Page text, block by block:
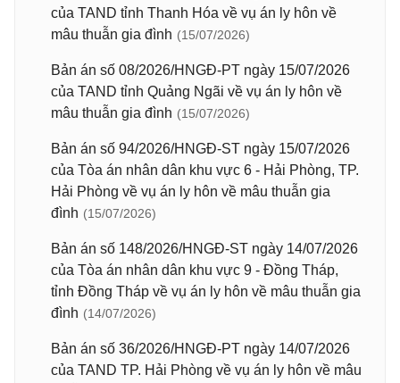
của TAND tỉnh Thanh Hóa về vụ án ly hôn về
mâu thuẫn gia đình (15/07/2026)
Bản án số 08/2026/HNGĐ-PT ngày 15/07/2026
của TAND tỉnh Quảng Ngãi về vụ án ly hôn về
mâu thuẫn gia đình (15/07/2026)
Bản án số 94/2026/HNGĐ-ST ngày 15/07/2026
của Tòa án nhân dân khu vực 6 - Hải Phòng, TP.
Hải Phòng về vụ án ly hôn về mâu thuẫn gia
đình (15/07/2026)
Bản án số 148/2026/HNGĐ-ST ngày 14/07/2026
của Tòa án nhân dân khu vực 9 - Đồng Tháp,
tỉnh Đồng Tháp về vụ án ly hôn về mâu thuẫn gia
đình (14/07/2026)
Bản án số 36/2026/HNGĐ-PT ngày 14/07/2026
của TAND TP. Hải Phòng về vụ án ly hôn về mâu